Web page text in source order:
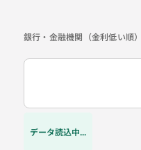
銀行・金融機関（金利低い順）
データ読込中...